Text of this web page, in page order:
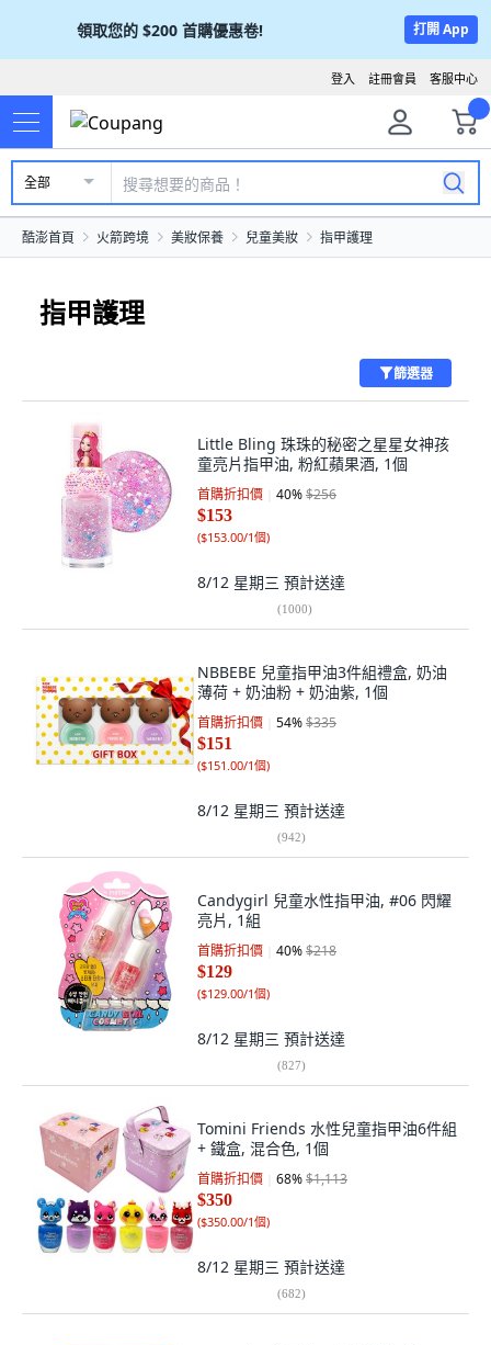
領取您的 $200 首購優惠卷! 打開 App
客服中心
註冊會員
登入
全部
酷澎首頁 火箭跨境 美妝保養 兒童美妝 指甲護理
指甲護理
篩選器
Little Bling 珠珠的秘密之星星女神孩
童亮片指甲油, 粉紅蘋果酒, 1個
首購折扣價 40%$256
$153
($153.00/1個)
8/12 星期三 預計送達
(1000)
NBBEBE 兒童指甲油3件組禮盒, 奶油
薄荷 + 奶油粉 + 奶油紫, 1個
首購折扣價 54%$335
$151
($151.00/1個)
8/12 星期三 預計送達
(942)
Candygirl 兒童水性指甲油, #06 閃耀
亮片, 1組
首購折扣價 40%$218
$129
($129.00/1個)
8/12 星期三 預計送達
(827)
Tomini Friends 水性兒童指甲油6件組
+ 鐵盒, 混合色, 1個
首購折扣價 68%$1,113
$350
($350.00/1個)
8/12 星期三 預計送達
(682)